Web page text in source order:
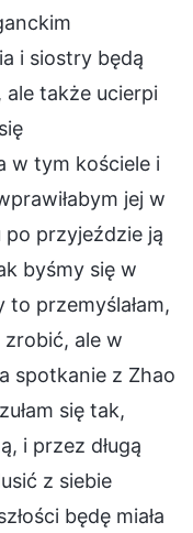
i siostry będą
także ucierpi
w tym kościele i
jej w
po przyjeździe ją
byśmy się w
to przemyślałam,
zrobić, ale w
spotkanie z Zhao
się tak,
i przez długą
z siebie
będę miała